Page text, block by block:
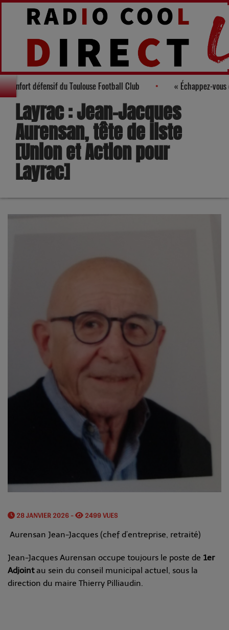
renfort défensif du Toulouse Football Club «
Layrac : Jean-Jacques
Aurensan, tête de liste
[Union et Action pour
Layrac]
28 JANVIER 2026 - 2499 VUES
Aurensan Jean-Jacques (chef d’entreprise, retraité)
Jean-Jacques Aurensan occupe toujours le poste de 1er
Adjointau sein du conseil municipal actuel, sous la
direction du maire Thierry Pilliaudin.